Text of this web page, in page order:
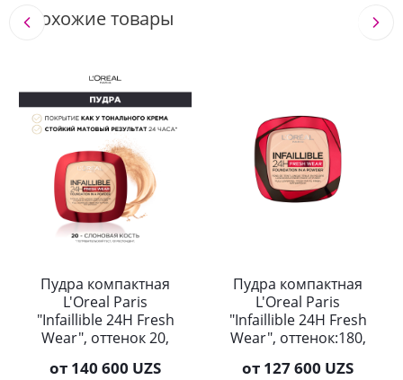
Похожие товары
Пудра компактная
L'Oreal Paris
"Infaillible 24H Fresh
Wear", оттенок 20,
от 140 600 UZS
Пудра компактная
L'Oreal Paris
"Infaillible 24H Fresh
Wear", оттенок:180,
от 127 600 UZS